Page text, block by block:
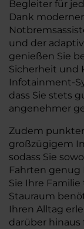
Begleiter für
Dank
und der
genießen Sie
Sicherheit und
Infotainment-
dass Sie stets
angenehmer
Zudem
großzügigem
sodass Sie
Fahrten genug
Sie Ihre
Stauraum
Ihren Alltag
darüber hinaus